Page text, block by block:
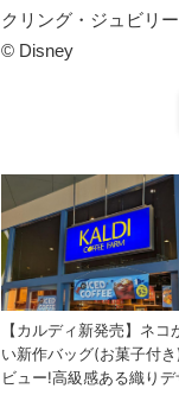
クリング・ジュビリー
© Disney